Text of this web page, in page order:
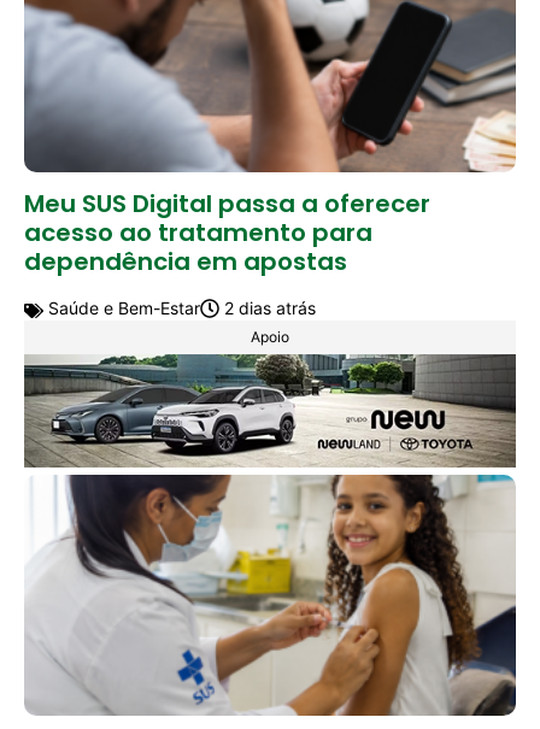
Meu SUS Digital passa a oferecer
acesso ao tratamento para
dependência em apostas
Saúde e Bem-Estar 2 dias atrás
Apoio